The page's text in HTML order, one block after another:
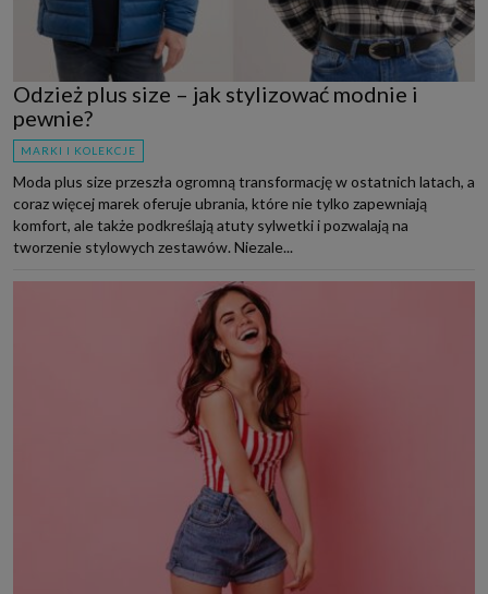
Odzież plus size – jak stylizować modnie i
pewnie?
MARKI I KOLEKCJE
Moda plus size przeszła ogromną transformację w ostatnich latach, a
coraz więcej marek oferuje ubrania, które nie tylko zapewniają
komfort, ale także podkreślają atuty sylwetki i pozwalają na
tworzenie stylowych zestawów. Niezale...